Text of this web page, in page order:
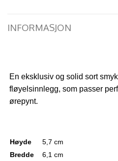
INFORMASJON
En eksklusiv og solid sort
fløyelsinnlegg, som passer
ørepynt.
Høyde
5,7 cm
Bredde
6,1 cm